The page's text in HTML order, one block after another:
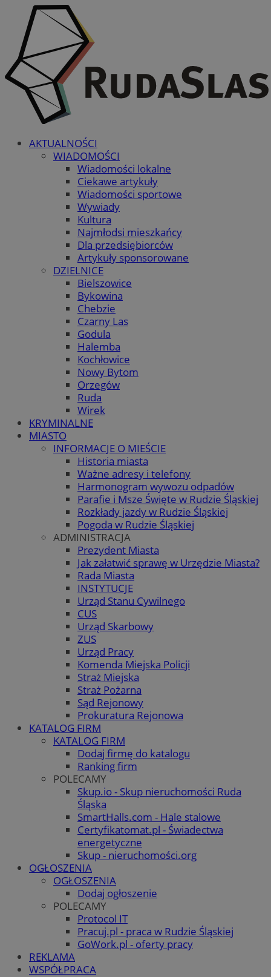
AKTUALNOŚCI
WIADOMOŚCI
Wiadomości lokalne
Ciekawe artykuły
Wiadomości sportowe
Wywiady
Kultura
Najmłodsi mieszkańcy
Dla przedsiębiorców
Artykuły sponsorowane
DZIELNICE
Bielszowice
Bykowina
Chebzie
Czarny Las
Godula
Halemba
Kochłowice
Nowy Bytom
Orzegów
Ruda
Wirek
KRYMINALNE
MIASTO
INFORMACJE O MIEŚCIE
Historia miasta
Ważne adresy i telefony
Harmonogram wywozu odpadów
Parafie i Msze Święte w Rudzie Śląskiej
Rozkłady jazdy w Rudzie Śląskiej
Pogoda w Rudzie Śląskiej
ADMINISTRACJA
Prezydent Miasta
Jak załatwić sprawę w Urzędzie Miasta?
Rada Miasta
INSTYTUCJE
Urząd Stanu Cywilnego
CUS
Urząd Skarbowy
ZUS
Urząd Pracy
Komenda Miejska Policji
Straż Miejska
Straż Pożarna
Sąd Rejonowy
Prokuratura Rejonowa
KATALOG FIRM
KATALOG FIRM
Dodaj firmę do katalogu
Ranking firm
POLECAMY
Skup.io - Skup nieruchomości Ruda
Śląska
SmartHalls.com - Hale stalowe
Certyfikatomat.pl - Świadectwa
energetyczne
Skup - nieruchomości.org
OGŁOSZENIA
OGŁOSZENIA
Dodaj ogłoszenie
POLECAMY
Protocol IT
Pracuj.pl - praca w Rudzie Śląskiej
GoWork.pl - oferty pracy
REKLAMA
WSPÓŁPRACA